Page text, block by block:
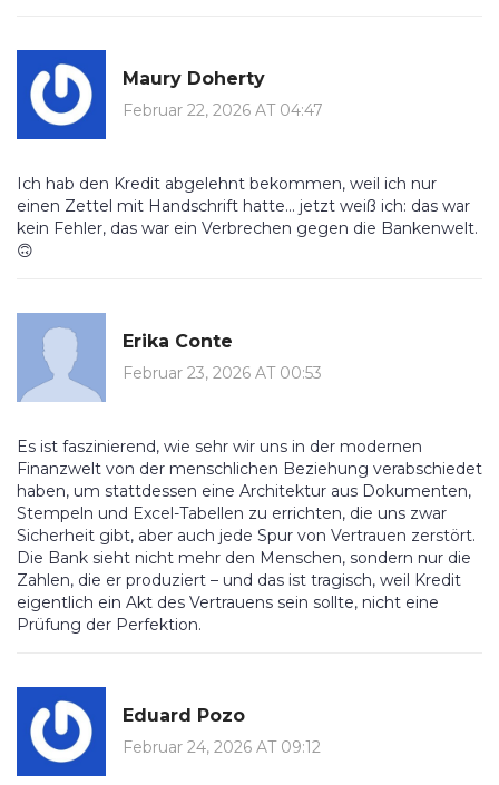
Maury Doherty
Februar 22, 2026 AT 04:47
Ich hab den Kredit abgelehnt bekommen, weil ich nur
einen Zettel mit Handschrift hatte... jetzt weiß ich: das war
kein Fehler, das war ein Verbrechen gegen die Bankenwelt.
🙃
Erika Conte
Februar 23, 2026 AT 00:53
Es ist faszinierend, wie sehr wir uns in der modernen
Finanzwelt von der menschlichen Beziehung verabschiedet
haben, um stattdessen eine Architektur aus Dokumenten,
Stempeln und Excel-Tabellen zu errichten, die uns zwar
Sicherheit gibt, aber auch jede Spur von Vertrauen zerstört.
Die Bank sieht nicht mehr den Menschen, sondern nur die
Zahlen, die er produziert – und das ist tragisch, weil Kredit
eigentlich ein Akt des Vertrauens sein sollte, nicht eine
Prüfung der Perfektion.
Eduard Pozo
Februar 24, 2026 AT 09:12